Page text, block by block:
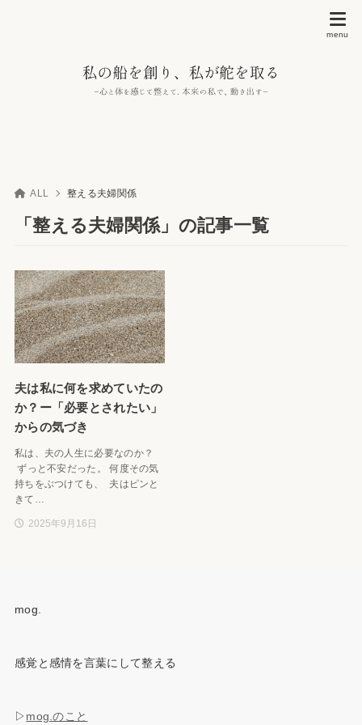
ALL 整える夫婦関係
「整える夫婦関係」の記事一覧
夫は私に何を求めていたの
か？ー「必要とされたい」
からの気づき
私は、夫の人生に必要なのか？
ずっと不安だった。 何度その気
持ちをぶつけても、 夫はピンと
きて…
2025年9月16日
mog.
感覚と感情を言葉にして整える
▷ mog.のこと